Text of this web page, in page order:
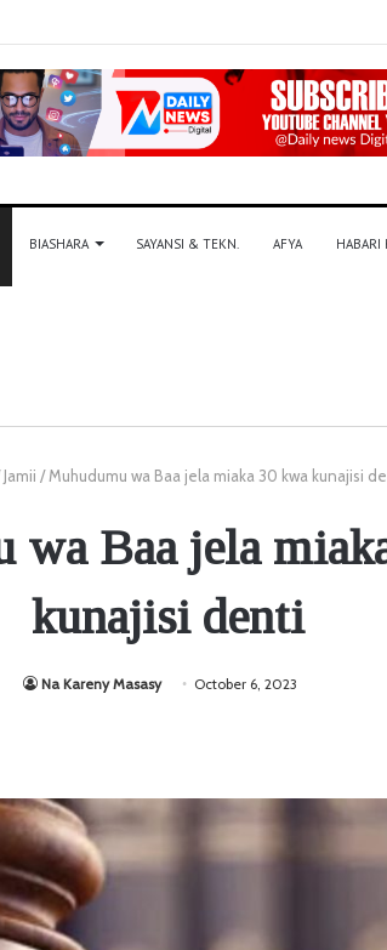
BIASHARA SAYANSI & TEKN. AFYA HABARI
Jamii / Muhudumu wa Baa jela miaka 30 kwa kunajisi
wa Baa jela
kunajisi denti
Na Kareny Masasy October 6, 2023